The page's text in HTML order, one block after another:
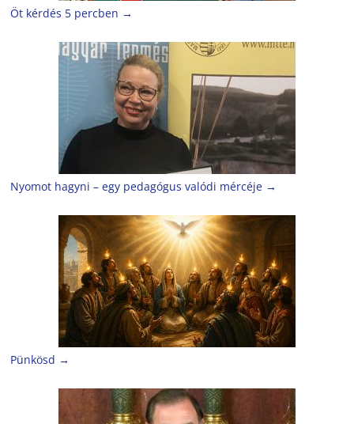
Öt kérdés 5 percben →
Nyomot hagyni – egy pedagógus valódi mércéje →
Pünkösd →